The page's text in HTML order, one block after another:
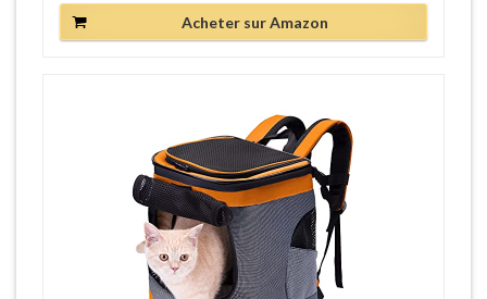
Acheter sur Amazon